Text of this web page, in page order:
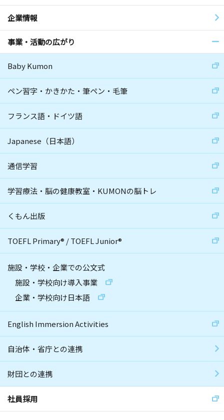
企業情報
事業・活動の広がり
Baby Kumon
ペン習字・かきかた・筆ペン・毛筆
フランス語・ドイツ語
Japanese（日本語）
通信学習
学習療法・脳の健康教室・KUMONの脳トレ
くもん出版
TOEFL Primary® /TOEFL Junior®
施設・学校・企業での公文式
施設・学校向け導入事業
企業・学校向け日本語
English Immersion Activities
自治体・省庁との連携
財団との連携
社員採用